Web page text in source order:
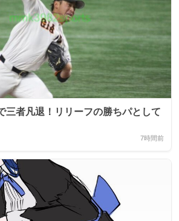
三者凡退！リリーフの勝ちパとして
7時間前